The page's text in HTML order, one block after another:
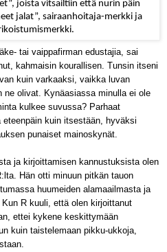
joista vitsailtiin että nurin päin
jalat”, sairaanhoitaja-merkki ja
.
tai vaippafirman edustajia, sai
kahmaisin kourallisen. Tunsin itseni
kuin varkaaksi, vaikka luvan
ne olivat. Kynäasiassa minulla ei ole
kulkee suvussa? Parhaat
kuin itsestään, hyväksi
punaiset mainoskynät.
ja kirjoittamisen kannustuksista olen
Hän otti minuun pitkän tauon
huumeiden alamaailmasta ja
R kuuli, että olen kirjoittanut
ettei kykene keskittymään
kuin taistelemaan pikku-ukkoja,